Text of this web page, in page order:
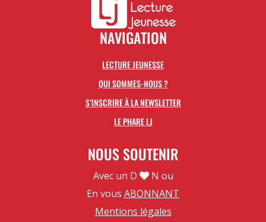
NAVIGATION
LECTURE JEUNESSE
QUI SOMMES-NOUS ?
S’INSCRIRE À LA NEWSLETTER
LE PHARE LJ
NOUS SOUTENIR
Avec un D
N ou
En vous ABONNANT
Mentions légales